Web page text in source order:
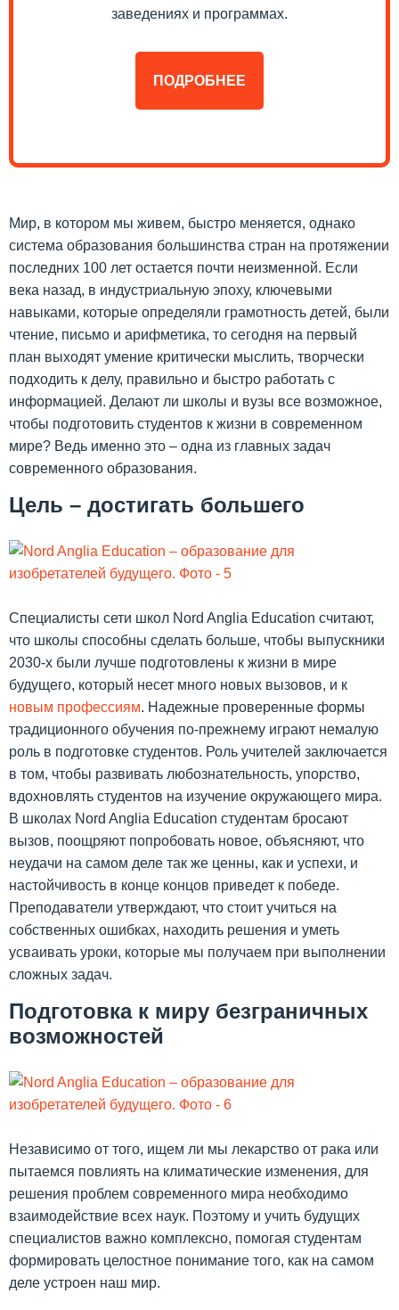
заведениях и программах.
ПОДРОБНЕЕ
Мир, в котором мы живем, быстро меняется, однако
система образования большинства стран на протяжении
последних 100 лет остается почти неизменной. Если
века назад, в индустриальную эпоху, ключевыми
навыками, которые определяли грамотность детей, были
чтение, письмо и арифметика, то сегодня на первый
план выходят умение критически мыслить, творчески
подходить к делу, правильно и быстро работать с
информацией. Делают ли школы и вузы все возможное,
чтобы подготовить студентов к жизни в современном
мире? Ведь именно это – одна из главных задач
современного образования.
Цель – достигать большего
Специалисты сети школ Nord Anglia Education считают,
что школы способны сделать больше, чтобы выпускники
2030-х были лучше подготовлены к жизни в мире
будущего, который несет много новых вызовов, и к
новым профессиям. Надежные проверенные формы
традиционного обучения по-прежнему играют немалую
роль в подготовке студентов. Роль учителей заключается
в том, чтобы развивать любознательность, упорство,
вдохновлять студентов на изучение окружающего мира.
В школах Nord Anglia Education студентам бросают
вызов, поощряют попробовать новое, объясняют, что
неудачи на самом деле так же ценны, как и успехи, и
настойчивость в конце концов приведет к победе.
Преподаватели утверждают, что стоит учиться на
собственных ошибках, находить решения и уметь
усваивать уроки, которые мы получаем при выполнении
сложных задач.
Подготовка к миру безграничных
возможностей
Независимо от того, ищем ли мы лекарство от рака или
пытаемся повлиять на климатические изменения, для
решения проблем современного мира необходимо
взаимодействие всех наук. Поэтому и учить будущих
специалистов важно комплексно, помогая студентам
формировать целостное понимание того, как на самом
деле устроен наш мир.